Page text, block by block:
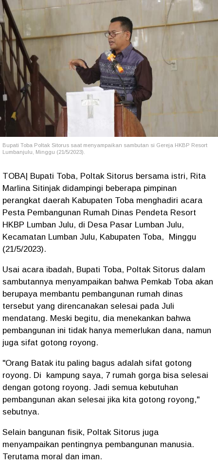
Bupati Toba Poltak Sitorus saat menyampaikan sambutan si Gereja HKBP Resort
Lumbanjulu, Minggu (21/5/2023).
TOBA| Bupati Toba, Poltak Sitorus bersama istri, Rita
Marlina Sitinjak didampingi beberapa pimpinan
perangkat daerah Kabupaten Toba menghadiri acara
Pesta Pembangunan Rumah Dinas Pendeta Resort
HKBP Lumban Julu, di Desa Pasar Lumban Julu,
Kecamatan Lumban Julu, Kabupaten Toba, Minggu
(21/5/2023).
Usai acara ibadah, Bupati Toba, Poltak Sitorus dalam
sambutannya menyampaikan bahwa Pemkab Toba akan
berupaya membantu pembangunan rumah dinas
tersebut yang direncanakan selesai pada Juli
mendatang. Meski begitu, dia menekankan bahwa
pembangunan ini tidak hanya memerlukan dana, namun
juga sifat gotong royong.
"Orang Batak itu paling bagus adalah sifat gotong
royong. Di kampung saya, 7 rumah gorga bisa selesai
dengan gotong royong. Jadi semua kebutuhan
pembangunan akan selesai jika kita gotong royong,"
sebutnya.
Selain bangunan fisik, Poltak Sitorus juga
menyampaikan pentingnya pembangunan manusia.
Terutama moral dan iman.